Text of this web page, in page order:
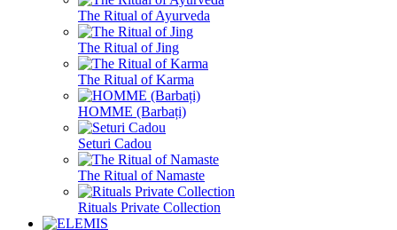
The Ritual of Ayurveda
The Ritual of Jing
The Ritual of Karma
HOMME (Barbați)
Seturi Cadou
The Ritual of Namaste
Rituals Private Collection